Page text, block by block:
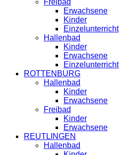
Freibad
Erwachsene
Kinder
Einzelunterricht
Hallenbad
Kinder
Erwachsene
Einzelunterricht
ROTTENBURG
Hallenbad
Kinder
Erwachsene
Freibad
Kinder
Erwachsene
REUTLINGEN
Hallenbad